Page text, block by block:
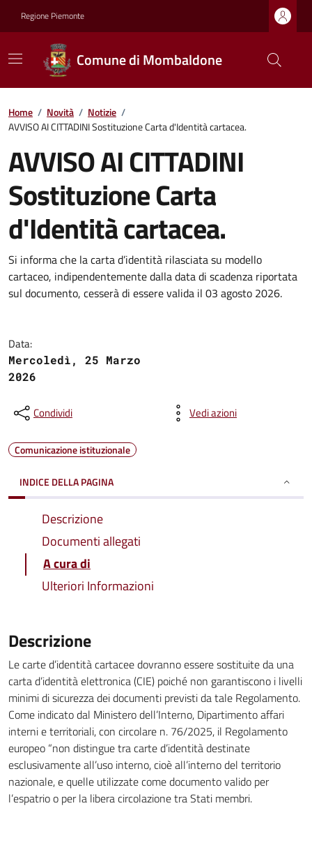
Regione Piemonte
Comune di Mombaldone
Home / Novità / Notizie /
AVVISO AI CITTADINI Sostituzione Carta d'Identità cartacea.
AVVISO AI CITTADINI
Sostituzione Carta
d'Identità cartacea.
Si informa che la carta d’identità rilasciata su modello
cartaceo, indipendentemente dalla data di scadenza riportata
sul documento, cesserà di essere valida il 03 agosto 2026.
Data:
Mercoledì, 25 Marzo
2026
Condividi Vedi azioni
Comunicazione istituzionale
INDICE DELLA PAGINA
Descrizione
Documenti allegati
A cura di
Ulteriori Informazioni
Descrizione
Le carte d’identità cartacee dovranno essere sostituite da una
carta d’identità elettronica (CIE) poiché non garantiscono i livelli
minimi di sicurezza dei documenti previsti da tale Regolamento.
Come indicato dal Ministero dell’Interno, Dipartimento affari
interni e territoriali, con circolare n. 76/2025, il Regolamento
europeo “non distingue tra carte d’identità destinate
esclusivamente all’uso interno, cioè all’interno del territorio
nazionale, e quelle utilizzate come documento valido per
l’espatrio o per la libera circolazione tra Stati membri.